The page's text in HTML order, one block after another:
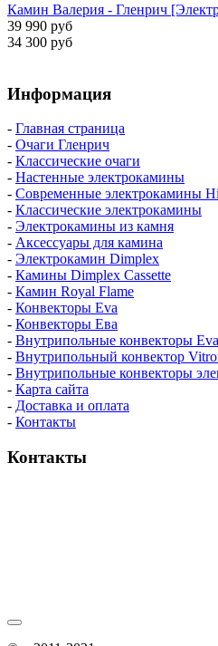
Камин Валерия - Гленрич
39 990 руб
34 300 руб
Информация
- Главная страница
- Очаги Гленрич
- Классические очаги
- Настенные электрокамины
- Современные электрокамины
- Классические электрокамины
- Электрокамины из камня
- Аксессуары для камина
- Электрокамин Dimplex
- Камины Dimplex Cassette
- Камин Royal Flame
- Конвекторы Eva
- Конвекторы Ева
- Внутрипольные конвекторы Eva
- Внутрипольный конвектор
- Внутрипольные конвекторы
- Карта сайта
- Доставка и оплата
- Контакты
Контакты